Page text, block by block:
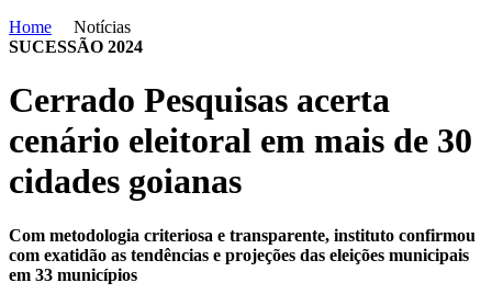
Home
Notícias
SUCESSÃO 2024
Cerrado Pesquisas acerta
cenário eleitoral em mais de 30
cidades goianas
Com metodologia criteriosa e transparente, instituto confirmou
com exatidão as tendências e projeções das eleições municipais
em 33 municípios